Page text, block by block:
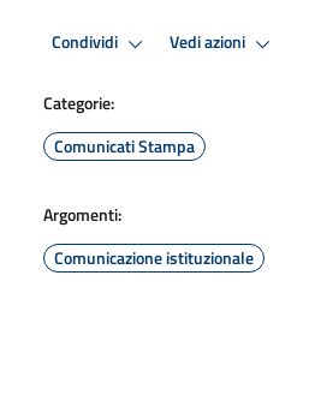
Condividi Vedi azioni
Categorie:
Comunicati Stampa
Argomenti:
Comunicazione istituzionale